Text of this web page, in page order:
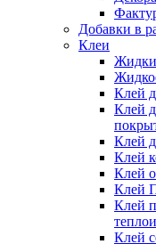
Добавки в
Клеи
Клей
Клей
Клей
Клей
Клей
Клей
Клей
Клей